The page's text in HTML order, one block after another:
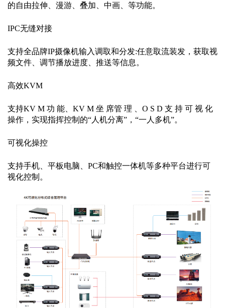
的自由拉伸、漫游、叠加、中画、等功能。
IPC无缝对接
支持全品牌IP摄像机输入调取和分发:任意取流装发，获取视
频文件、调节播放进度、推送等信息。
高效KVM
支持KV M 功 能、KV M 坐 席管 理 、O S D 支 持 可 视 化
操作，实现指挥控制的“人机分离”，“一人多机”。
可视化操控
支持手机、平板电脑、 PC和触控一体机等多种平台进行可
视化控制。